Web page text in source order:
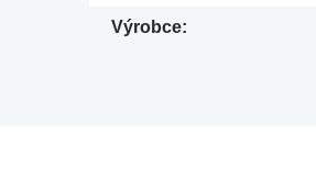
Výrobce: